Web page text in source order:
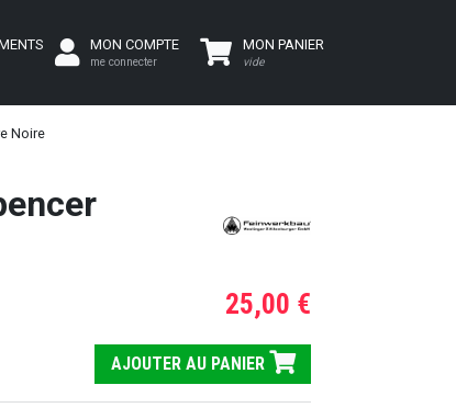
MON COMPTE
me connecter
MON PANIER
vide
Noire
25,00 €
AJOUTER AU PANIER